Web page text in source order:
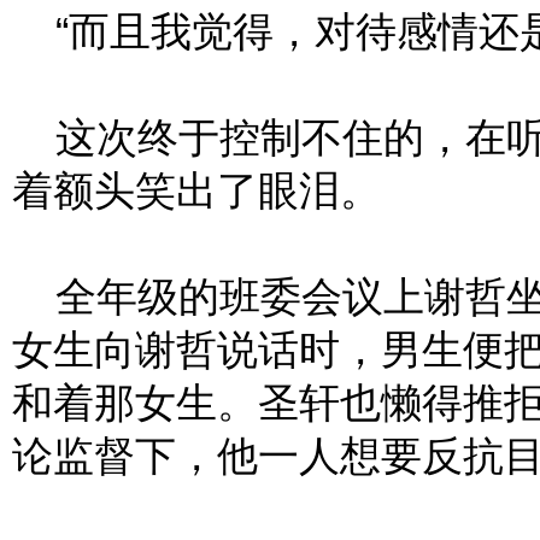
“而且我觉得，对待感情还
这次终于控制不住的，在
着额头笑出了眼泪。
全年级的班委会议上谢哲
女生向谢哲说话时，男生便
和着那女生。圣轩也懒得推
论监督下，他一人想要反抗